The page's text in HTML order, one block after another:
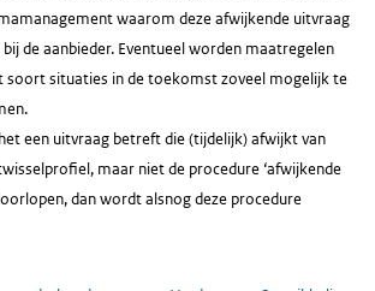
waarom deze afwijkende uitvraag
de aanbieder. Eventueel worden maatregelen
soort situaties in de toekomst zoveel mogelijk te
een uitvraag betreft die (tijdelijk) afwijkt van
maar niet de procedure ‘afwijkende
dan wordt alsnog deze procedure